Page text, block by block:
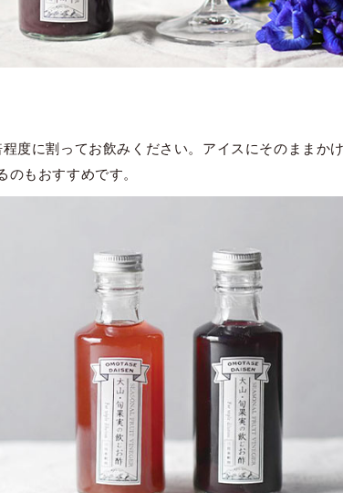
度に割ってお飲みください。アイスにそのままか
のもおすすめです。